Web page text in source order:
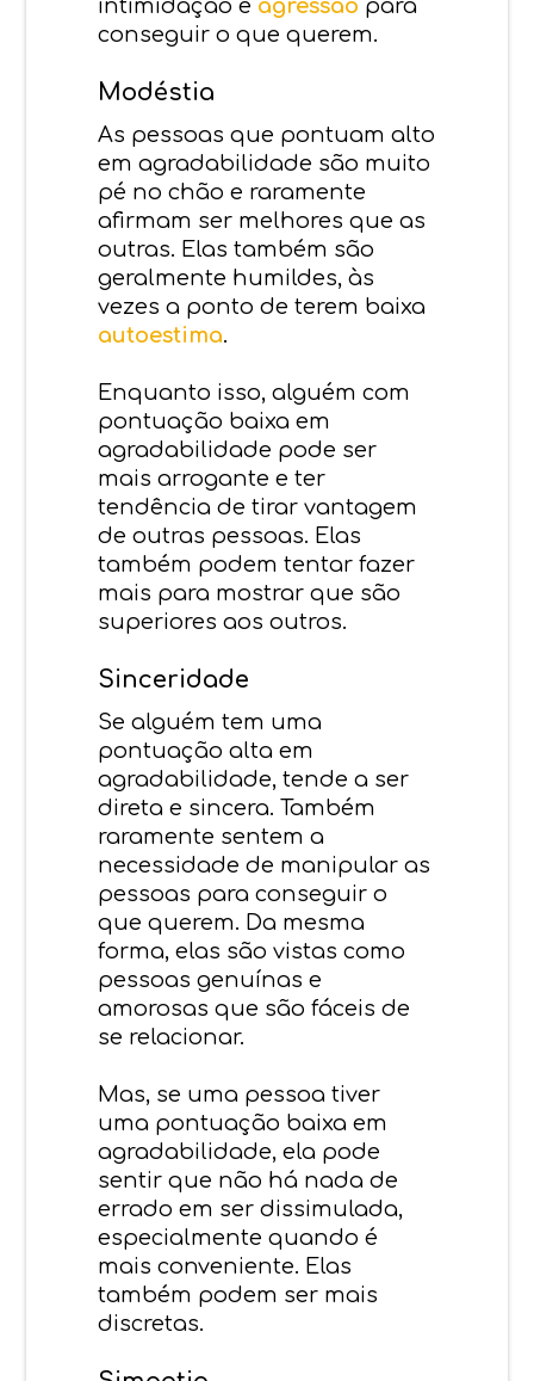
intimidação e agressão para
conseguir o que querem.
Modéstia
As pessoas que pontuam alto
em agradabilidade são muito
pé no chão e raramente
afirmam ser melhores que as
outras. Elas também são
geralmente humildes, às
vezes a ponto de terem baixa
autoestima.
Enquanto isso, alguém com
pontuação baixa em
agradabilidade pode ser
mais arrogante e ter
tendência de tirar vantagem
de outras pessoas. Elas
também podem tentar fazer
mais para mostrar que são
superiores aos outros.
Sinceridade
Se alguém tem uma
pontuação alta em
agradabilidade, tende a ser
direta e sincera. Também
raramente sentem a
necessidade de manipular as
pessoas para conseguir o
que querem. Da mesma
forma, elas são vistas como
pessoas genuínas e
amorosas que são fáceis de
se relacionar.
Mas, se uma pessoa tiver
uma pontuação baixa em
agradabilidade, ela pode
sentir que não há nada de
errado em ser dissimulada,
especialmente quando é
mais conveniente. Elas
também podem ser mais
discretas.